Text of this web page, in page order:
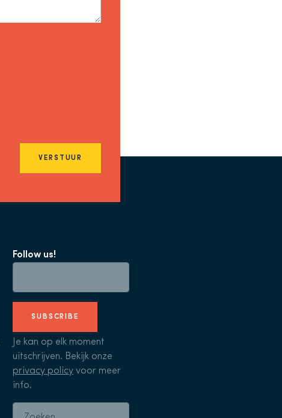
VERSTUUR
Follow us!
SUBSCRIBE
Je kan op elk moment
uitschrijven. Bekijk onze
privacy policy voor meer
info.